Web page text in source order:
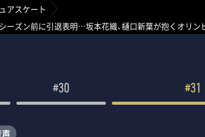
アスケート
ーズン前に引退表明…坂本花織、樋口新葉が抱くオリン
#30 #31
声